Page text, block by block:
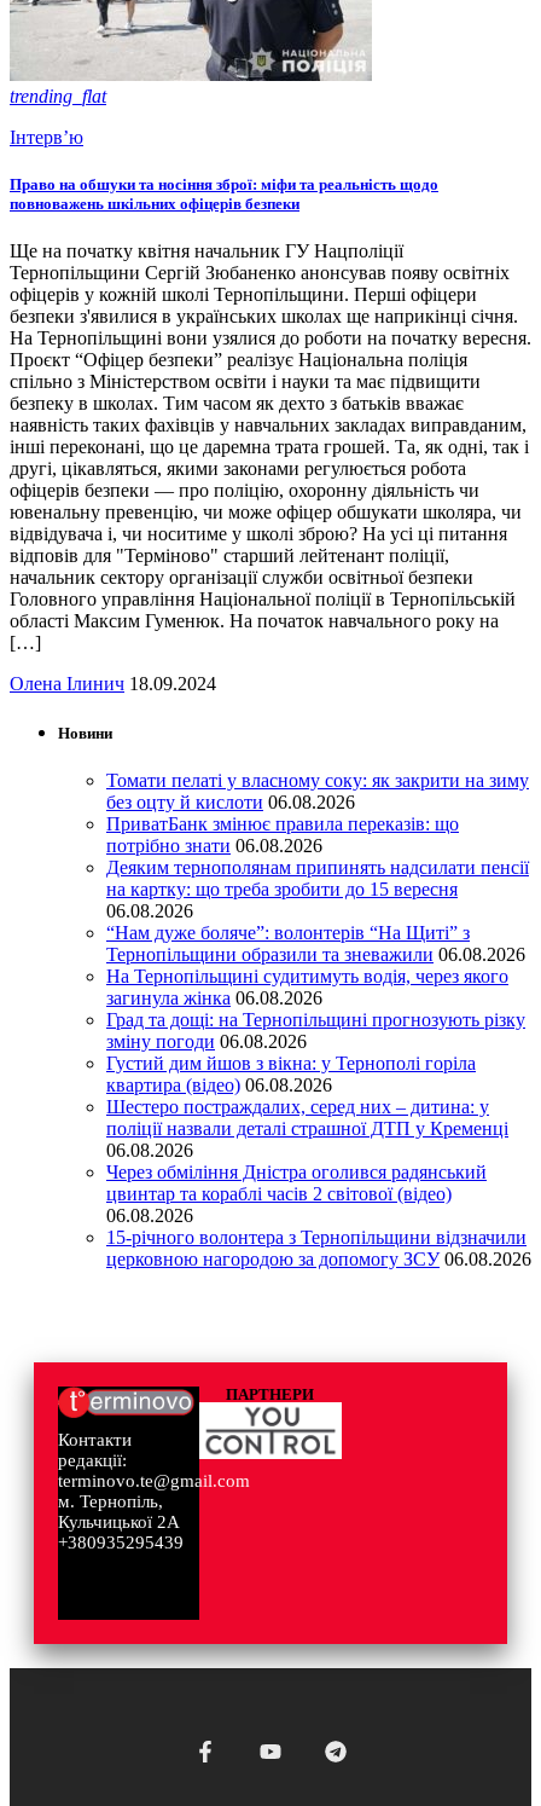
trending_flat
Інтерв’ю
Право на обшуки та носіння зброї: міфи та реальність щодо
повноважень шкільних офіцерів безпеки
Ще на початку квітня начальник ГУ Нацполіції
Тернопільщини Сергій Зюбаненко анонсував появу освітніх
офіцерів у кожній школі Тернопільщини. Перші офіцери
безпеки з'явилися в українських школах ще наприкінці січня.
На Тернопільщині вони узялися до роботи на початку вересня.
Проєкт “Офіцер безпеки” реалізує Національна поліція
спільно з Міністерством освіти і науки та має підвищити
безпеку в школах. Тим часом як дехто з батьків вважає
наявність таких фахівців у навчальних закладах виправданим,
інші переконані, що це даремна трата грошей. Та, як одні, так і
другі, цікавляться, якими законами регулюється робота
офіцерів безпеки — про поліцію, охоронну діяльність чи
ювенальну превенцію, чи може офіцер обшукати школяра, чи
відвідувача і, чи носитиме у школі зброю? На усі ці питання
відповів для "Терміново" старший лейтенант поліції,
начальник сектору організації служби освітньої безпеки
Головного управління Національної поліції в Тернопільській
області Максим Гуменюк. На початок навчального року на
[…]
Олена Ілинич 18.09.2024
Новини
Томати пелаті у власному соку: як закрити на зиму
без оцту й кислоти 06.08.2026
ПриватБанк змінює правила переказів: що
потрібно знати 06.08.2026
Деяким тернополянам припинять надсилати пенсії
на картку: що треба зробити до 15 вересня
06.08.2026
“Нам дуже боляче”: волонтерів “На Щиті” з
Тернопільщини образили та зневажили 06.08.2026
На Тернопільщині судитимуть водія, через якого
загинула жінка 06.08.2026
Град та дощі: на Тернопільщині прогнозують різку
зміну погоди 06.08.2026
Густий дим йшов з вікна: у Тернополі горіла
квартира (відео) 06.08.2026
Шестеро постраждалих, серед них – дитина: у
поліції назвали деталі страшної ДТП у Кременці
06.08.2026
Через обміління Дністра оголився радянський
цвинтар та кораблі часів 2 світової (відео)
06.08.2026
15-річного волонтера з Тернопільщини відзначили
церковною нагородою за допомогу ЗСУ 06.08.2026
Контакти
редакції:
terminovo.te@gmail.com
м. Тернопіль,
Кульчицької 2А
+380935295439
ПАРТНЕРИ